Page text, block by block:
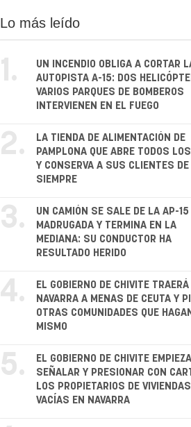
Lo más leído
1.
UN INCENDIO OBLIGA A CORTAR
AUTOPISTA A-15: DOS
VARIOS PARQUES DE BOMBEROS
INTERVIENEN EN EL FUEGO
2.
LA TIENDA DE ALIMENTACIÓN DE
PAMPLONA QUE ABRE TODOS
Y CONSERVA A SUS CLIENTES DE
SIEMPRE
3.
UN CAMIÓN SE SALE DE LA AP-15
MADRUGADA Y TERMINA EN LA
MEDIANA: SU CONDUCTOR HA
RESULTADO HERIDO
4.
EL GOBIERNO DE CHIVITE
NAVARRA A MENAS DE CEUTA Y
OTRAS COMUNIDADES QUE
MISMO
5.
EL GOBIERNO DE CHIVITE
SEÑALAR Y PRESIONAR CON
LOS PROPIETARIOS DE VIVIENDAS
VACÍAS EN NAVARRA